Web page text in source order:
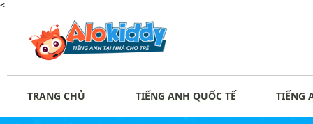
<
TRANG CHỦ TIẾNG ANH QUỐC TẾ TIẾNG